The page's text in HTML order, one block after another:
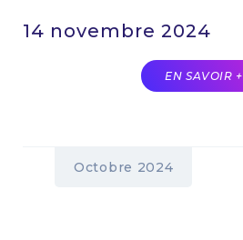
14 novembre 2024
EN SAVOIR +
Octobre 2024